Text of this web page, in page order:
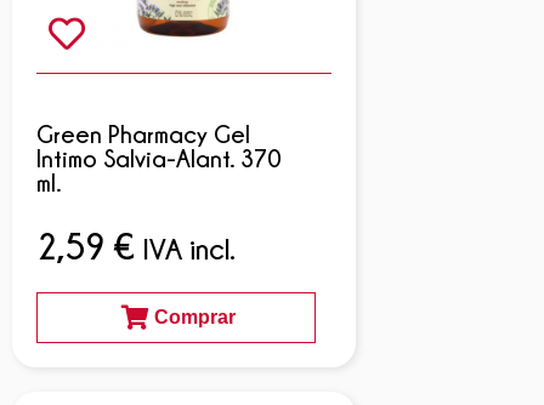
Green Pharmacy Gel
Intimo Salvia-Alant. 370
ml.
2,59€ IVA incl.
Comprar